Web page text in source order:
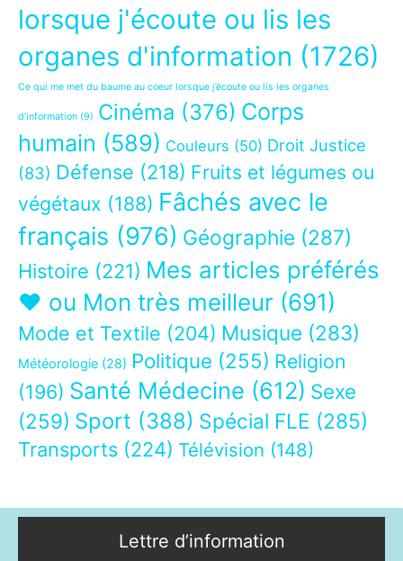
lorsque j'écoute ou lis les
organes d'information (1726)
Ce qui me met du baume au coeur lorsque j’écoute ou lis les organes
d’information (9) Cinéma (376) Corps
humain (589) Couleurs (50) Droit Justice
(83) Défense (218) Fruits et légumes ou
végétaux (188) Fâchés avec le
français (976) Géographie (287)
Histoire (221) Mes articles préférés
❤ ou Mon très meilleur (691)
Mode et Textile (204) Musique (283)
Météorologie (28) Politique (255) Religion
(196) Santé Médecine (612) Sexe
(259) Sport (388) Spécial FLE (285)
Transports (224) Télévision (148)
Lettre d’information